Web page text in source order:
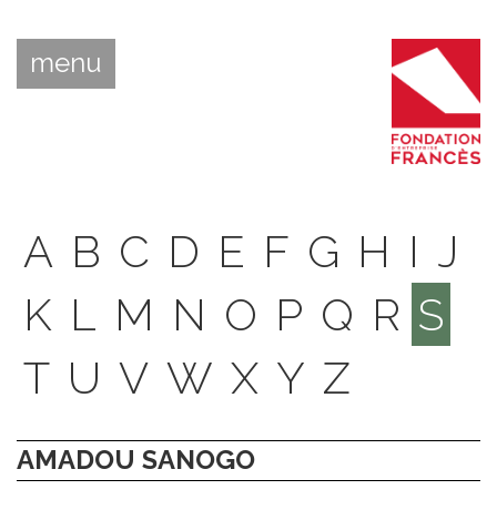
menu
A B C D E F G H I J
K L M N O P Q R S
T U V W X Y Z
AMADOU SANOGO